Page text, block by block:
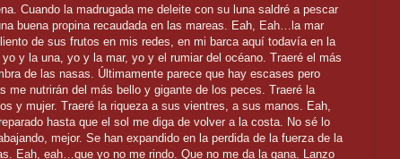
Cuando la madrugada me deleite con su luna saldré a pescar
buena propina recaudada en las mareas. Eah, Eah…la mar
de sus frutos en mis redes, en mi barca aquí todavía en la
y la una, yo y la mar, yo y el rumiar del océano. Traeré el más
de las nasas. Últimamente parece que hay escases pero
me nutrirán del más bello y gigante de los peces. Traeré la
y mujer. Traeré la riqueza a sus vientres, a sus manos. Eah,
hasta que el sol me diga de volver a la costa. No sé lo
mejor. Se han expandido en la perdida de la fuerza de la
Eah, eah…que yo no me rindo. Que no me da la gana. Lanzo